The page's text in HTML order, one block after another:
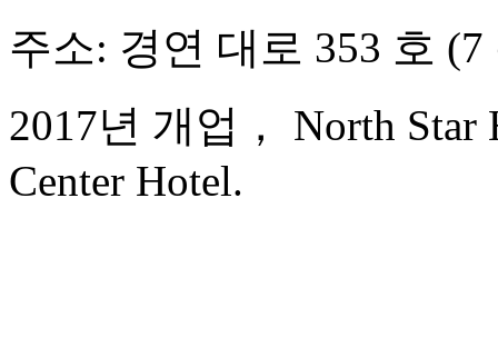
주소: 경연 대로 353 호
2017년 개업， North Star
Center Hotel.